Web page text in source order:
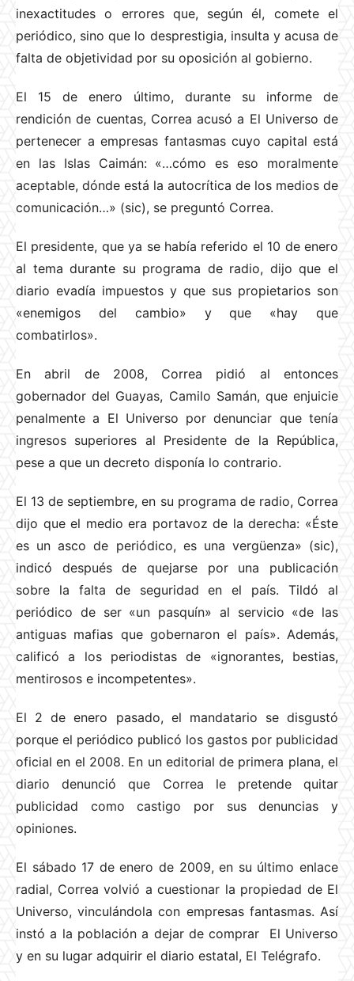
inexactitudes o errores que, según él, comete el
periódico, sino que lo desprestigia, insulta y acusa de
falta de objetividad por su oposición al gobierno.
El 15 de enero último, durante su informe de
rendición de cuentas, Correa acusó a El Universo de
pertenecer a empresas fantasmas cuyo capital está
en las Islas Caimán: «…cómo es eso moralmente
aceptable, dónde está la autocrítica de los medios de
comunicación…» (sic), se preguntó Correa.
El presidente, que ya se había referido el 10 de enero
al tema durante su programa de radio, dijo que el
diario evadía impuestos y que sus propietarios son
«enemigos del cambio» y que «hay que
combatirlos».
En abril de 2008, Correa pidió al entonces
gobernador del Guayas, Camilo Samán, que enjuicie
penalmente a El Universo por denunciar que tenía
ingresos superiores al Presidente de la República,
pese a que un decreto disponía lo contrario.
El 13 de septiembre, en su programa de radio, Correa
dijo que el medio era portavoz de la derecha: «Éste
es un asco de periódico, es una vergüenza» (sic),
indicó después de quejarse por una publicación
sobre la falta de seguridad en el país. Tildó al
periódico de ser «un pasquín» al servicio «de las
antiguas mafias que gobernaron el país». Además,
calificó a los periodistas de «ignorantes, bestias,
mentirosos e incompetentes».
El 2 de enero pasado, el mandatario se disgustó
porque el periódico publicó los gastos por publicidad
oficial en el 2008. En un editorial de primera plana, el
diario denunció que Correa le pretende quitar
publicidad como castigo por sus denuncias y
opiniones.
El sábado 17 de enero de 2009, en su último enlace
radial, Correa volvió a cuestionar la propiedad de El
Universo, vinculándola con empresas fantasmas. Así
instó a la población a dejar de comprar El Universo
y en su lugar adquirir el diario estatal, El Telégrafo.